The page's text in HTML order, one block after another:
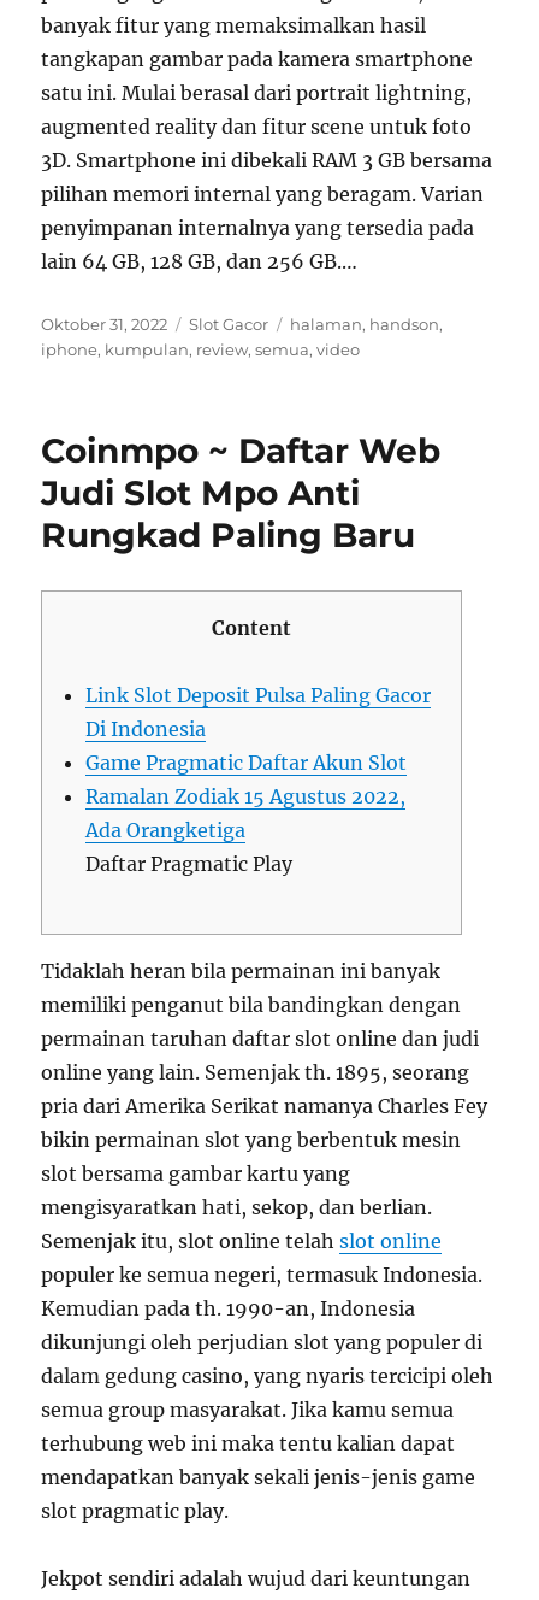
banyak fitur yang memaksimalkan hasil
tangkapan gambar pada kamera smartphone
satu ini. Mulai berasal dari portrait lightning,
augmented reality dan fitur scene untuk foto
3D. Smartphone ini dibekali RAM 3 GB bersama
pilihan memori internal yang beragam. Varian
penyimpanan internalnya yang tersedia pada
lain 64 GB, 128 GB, dan 256 GB.…
Posted
on
Oktober 31, 2022 Categories
Slot Gacor Tags
halaman, handson,
iphone, kumpulan, review,semua,video
Coinmpo ~ Daftar Web
Judi Slot Mpo Anti
Rungkad Paling Baru
Content
Link Slot Deposit Pulsa Paling Gacor
Di Indonesia
Game Pragmatic Daftar Akun Slot
Ramalan Zodiak 15 Agustus 2022,
Ada Orangketiga
Daftar Pragmatic Play
Tidaklah heran bila permainan ini banyak
memiliki penganut bila bandingkan dengan
permainan taruhan daftar slot online dan judi
online yang lain. Semenjak th. 1895, seorang
pria dari Amerika Serikat namanya Charles Fey
bikin permainan slot yang berbentuk mesin
slot bersama gambar kartu yang
mengisyaratkan hati, sekop, dan berlian.
Semenjak itu, slot online telahslot online
populer ke semua negeri, termasuk Indonesia.
Kemudian pada th. 1990-an, Indonesia
dikunjungi oleh perjudian slot yang populer di
dalam gedung casino, yang nyaris tercicipi oleh
semua group masyarakat. Jika kamu semua
terhubung web ini maka tentu kalian dapat
mendapatkan banyak sekali jenis-jenis game
slot pragmatic play.
Jekpot sendiri adalah wujud dari keuntungan